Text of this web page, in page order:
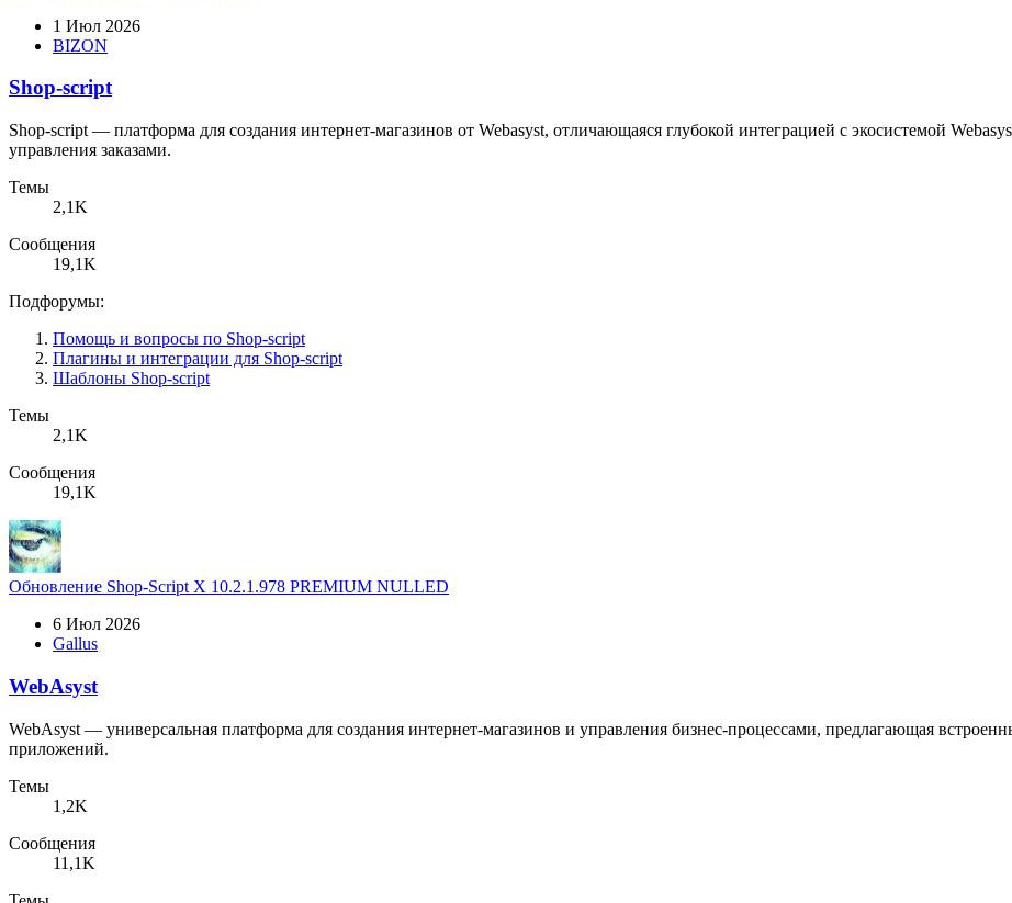
1 Июл 2026
BIZON
Shop-script
Shop-script — платформа для создания интернет-магазинов от Webasyst, отличающаяся глубокой интеграцией с экосистемой
управления заказами.
Темы
2,1K
Сообщения
19,1K
Подфорумы:
Помощь и вопросы по Shop-script
Плагины и интеграции для Shop-script
Шаблоны Shop-script
Темы
2,1K
Сообщения
19,1K
Обновление Shop-Script X 10.2.1.978 PREMIUM NULLED
6 Июл 2026
Gallus
WebAsyst
WebAsyst — универсальная платформа для создания интернет-магазинов и управления бизнес-процессами, предлагающая
приложений.
Темы
1,2K
Сообщения
11,1K